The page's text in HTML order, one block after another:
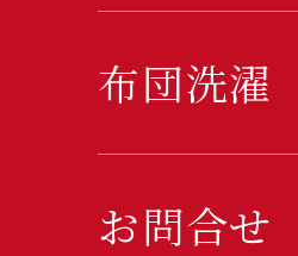
布団洗濯
お問合せ